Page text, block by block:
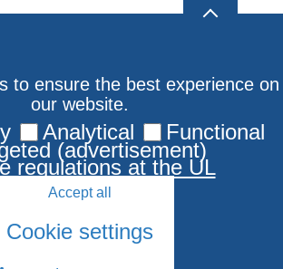
to ensure the best experience on
our website.
Analytical Functional
(advertisement)
regulations at the UL
Accept all
Cookie settings